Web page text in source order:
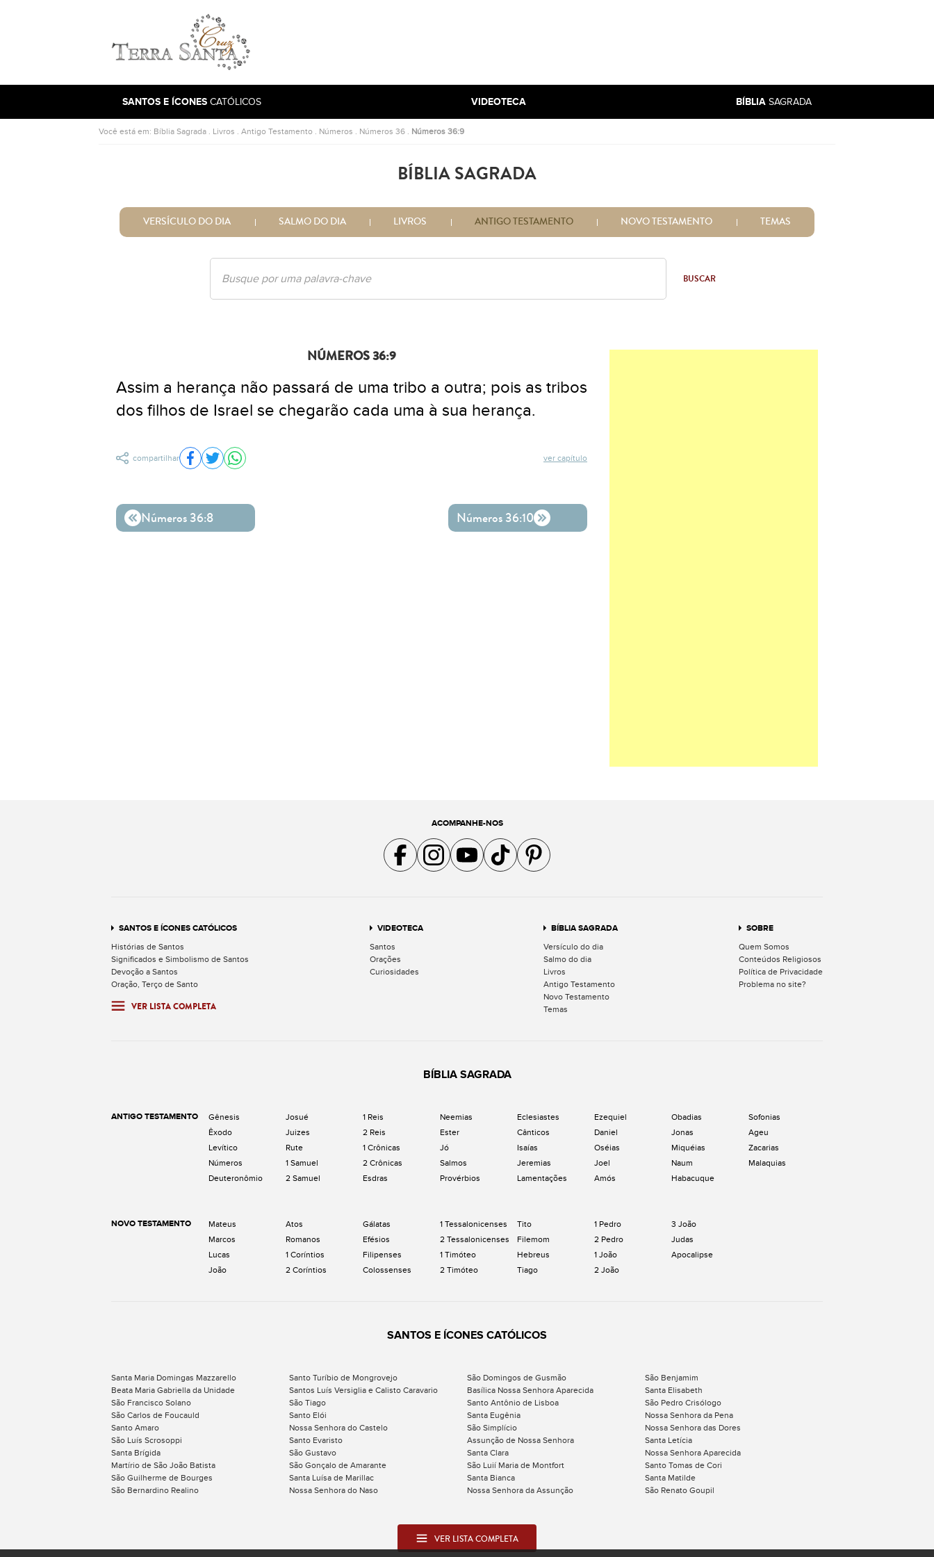
Ir para a página inicial
SANTOS E ÍCONES CATÓLICOS VIDEOTECA BÍBLIA SAGRADA
Você está em: Bíblia Sagrada . Livros . Antigo Testamento . Números . Números 36 . Números 36:9
BÍBLIA SAGRADA
VERSÍCULO DO DIA SALMO DO DIA LIVROS ANTIGO TESTAMENTO NOVO TESTAMENTO TEMAS
BUSCAR
NÚMEROS 36:9
Assim a herança não passará de uma tribo a outra; pois as tribos
dos filhos de Israel se chegarão cada uma à sua herança.
ver capítulo
compartilhar Compartilhar no Facebook
Compartilhar no Twitter
Compartilhar no WhatsApp
Números 36:8 Números 36:10
ACOMPANHE-NOS
Acompanhe a gente no Facebook
Acompanhe a gente no Instagram
Acompanhe a gente no YouTube
Acompanhe a gente no TikTok
Acompanhe a gente no Pinterest
SANTOS E ÍCONES CATÓLICOS
Histórias de Santos
Significados e Simbolismo de Santos
Devoção a Santos
Oração, Terço de Santo
VER LISTA COMPLETA
VIDEOTECA
Santos
Orações
Curiosidades
BÍBLIA SAGRADA
Versículo do dia
Salmo do dia
Livros
Antigo Testamento
Novo Testamento
Temas
SOBRE
Quem Somos
Conteúdos Religiosos
Política de Privacidade
Problema no site?
BÍBLIA SAGRADA
ANTIGO TESTAMENTO
Gênesis
Êxodo
Levítico
Números
Deuteronômio
Josué
Juizes
Rute
1 Samuel
2 Samuel
1 Reis
2 Reis
1 Crônicas
2 Crônicas
Esdras
Neemias
Ester
Jó
Salmos
Provérbios
Eclesiastes
Cânticos
Isaías
Jeremias
Lamentações
Ezequiel
Daniel
Oséias
Joel
Amós
Obadias
Jonas
Miquéias
Naum
Habacuque
Sofonias
Ageu
Zacarias
Malaquias
NOVO TESTAMENTO
Mateus
Marcos
Lucas
João
Atos
Romanos
1 Coríntios
2 Coríntios
Gálatas
Efésios
Filipenses
Colossenses
1 Tessalonicenses
2 Tessalonicenses
1 Timóteo
2 Timóteo
Tito
Filemom
Hebreus
Tiago
1 Pedro
2 Pedro
1 João
2 João
3 João
Judas
Apocalipse
SANTOS E ÍCONES CATÓLICOS
Santa Maria Domingas Mazzarello Santo Turíbio de Mongrovejo São Domingos de Gusmão
São Benjamim
Beata Maria Gabriella da Unidade
Santos Luís Versiglia e Calisto Caravario Basílica Nossa Senhora Aparecida
Santa Elisabeth
São Francisco Solano
São Tiago Santo Antônio de Lisboa
São Pedro Crisólogo
São Carlos de Foucauld
Santo Elói Santa Eugênia
Nossa Senhora da Pena
Santo Amaro
Nossa Senhora do Castelo São Simplício
Nossa Senhora das Dores
São Luís Scrosoppi
Santo Evaristo Assunção de Nossa Senhora
Santa Letícia
Santa Brígida
São Gustavo Santa Clara
Nossa Senhora Aparecida
Martírio de São João Batista
São Gonçalo de Amarante São Luií Maria de Montfort
Santo Tomas de Cori
São Guilherme de Bourges
Santa Luísa de Marillac Santa Bianca
Santa Matilde
São Bernardino Realino
Nossa Senhora do Naso Nossa Senhora da Assunção São Renato Goupil
VER LISTA COMPLETA